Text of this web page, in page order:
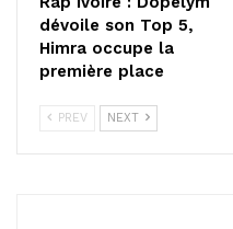
dévoile son Top 5,
Himra occupe la
première place
PREV NEXT